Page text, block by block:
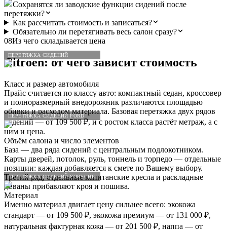
ПЕРЕТЯЖКА СИДЕНИЙ
ПЕРЕТЯЖКА СИДЕНИЙ FORD
ПЕРЕТЯЖКА СИДЕНИЙ PORSCHE
Сохранятся ли заводские функции сидений после
перетяжки?
Как рассчитать стоимость и записаться?
Обязательно ли перетягивать весь салон сразу?
08Из чего складывается цена
Citroen: от чего зависит стоимость
Класс и размер автомобиля
Прайс считается по классу авто: компактный седан, кроссовер
и полноразмерный внедорожник различаются площадью
обивки и расходом материала. Базовая перетяжка двух рядов
сидений — от 109 500 ₽, и с ростом класса растёт метраж, а с
ним и цена.
Объём салона и число элементов
База — два ряда сидений с центральным подлокотником.
Карты дверей, потолок, руль, тоннель и торпедо — отдельные
позиции: каждая добавляется к смете по Вашему выбору.
Третий ряд, отдельные капитанские кресла и раскладные
диваны прибавляют кроя и пошива.
Материал
Именно материал двигает цену сильнее всего: экокожа
стандарт — от 109 500 ₽, экокожа премиум — от 131 000 ₽,
натуральная фактурная кожа — от 201 500 ₽, наппа — от